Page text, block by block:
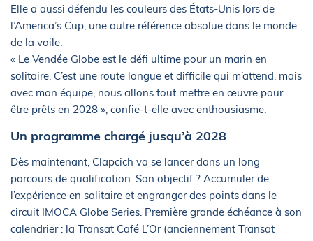
Elle a aussi défendu les couleurs des États-Unis lors de
l’America’s Cup, une autre référence absolue dans le monde
de la voile.
« Le Vendée Globe est le défi ultime pour un marin en
solitaire. C’est une route longue et difficile qui m’attend, mais
avec mon équipe, nous allons tout mettre en œuvre pour
être prêts en 2028 », confie-t-elle avec enthousiasme.
Un programme chargé jusqu’à 2028
Dès maintenant, Clapcich va se lancer dans un long
parcours de qualification. Son objectif ? Accumuler de
l’expérience en solitaire et engranger des points dans le
circuit IMOCA Globe Series. Première grande échéance à son
calendrier : la Transat Café L’Or (anciennement Transat